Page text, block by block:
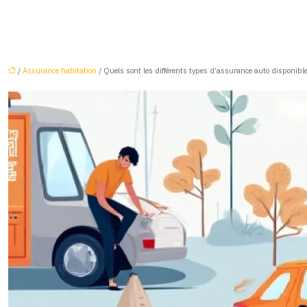
/ Assurance habitation / Quels sont les différents types d’assurance auto